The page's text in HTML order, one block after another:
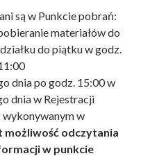
są w Punkcie pobrań:
materiałów do
do piątku w godz.
dnia po godz. 15:00 w
dnia w Rejestracji
w
możliwość odczytania
w punkcie